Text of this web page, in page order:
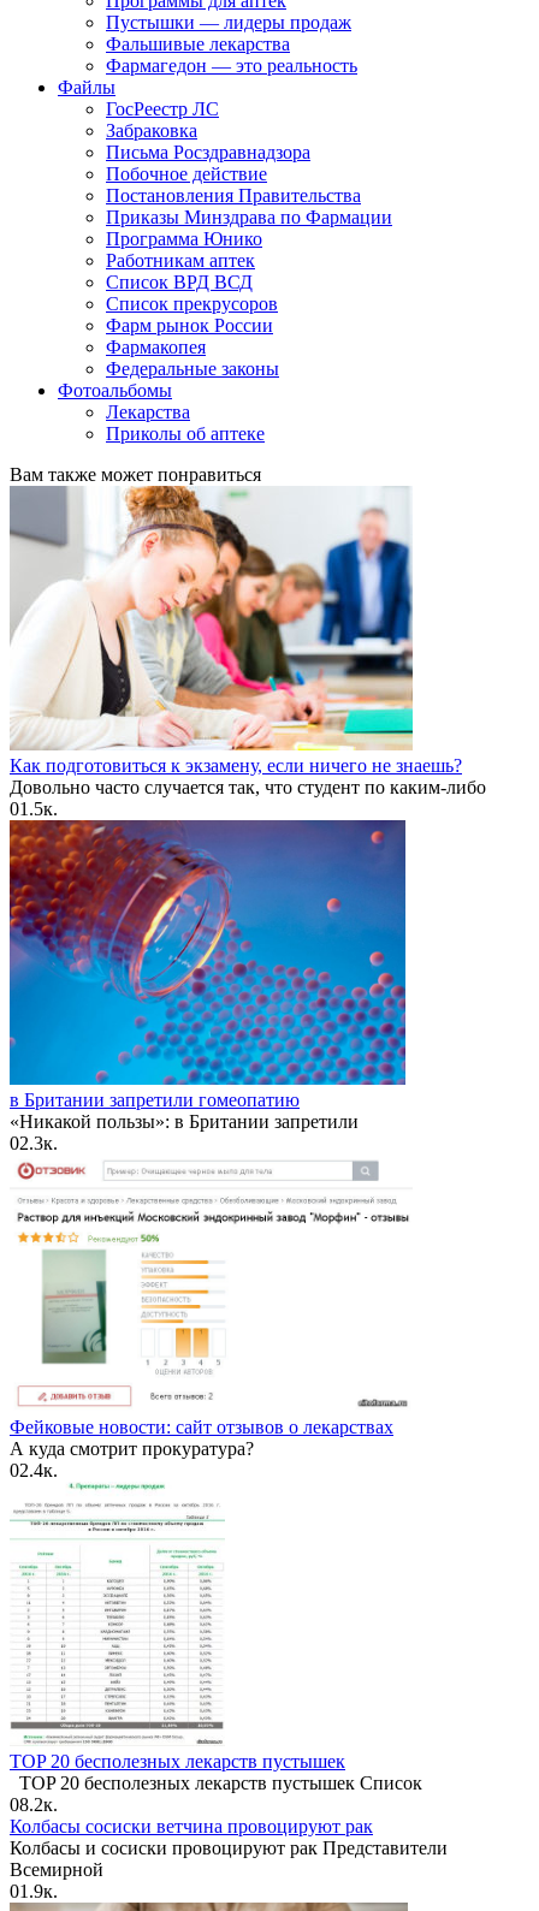
Пустышки — лидеры продаж
Фальшивые лекарства
Фармагедон — это реальность
Файлы
ГосРеестр ЛС
Забраковка
Письма Росздравнадзора
Побочное действие
Постановления Правительства
Приказы Минздрава по Фармации
Программа Юнико
Работникам аптек
Список ВРД ВСД
Список прекрусоров
Фарм рынок России
Фармакопея
Федеральные законы
Фотоальбомы
Лекарства
Приколы об аптеке
Вам также может понравиться
Как подготовиться к экзамену, если ничего не знаешь?
Довольно часто случается так, что студент по каким-либо
01.5к.
в Британии запретили гомеопатию
«Никакой пользы»: в Британии запретили
02.3к.
Фейковые новости: сайт отзывов о лекарствах
А куда смотрит прокуратура?
02.4к.
TOP 20 бесполезных лекарств пустышек
TOP 20 бесполезных лекарств пустышек Список
08.2к.
Колбасы сосиски ветчина провоцируют рак
Колбасы и сосиски провоцируют рак Представители
Всемирной
01.9к.